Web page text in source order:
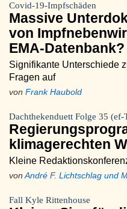
Covid-19-Impfschäden
Massive
von
EMA-Datenbank?
Signifikante Unterschiede
Fragen auf
von Frank Haubold
Dachthekenduett Folge 35 (ef-
klimagerechten
Kleine
von André F. Lichtschlag und
Fall Kyle Rittenhouse